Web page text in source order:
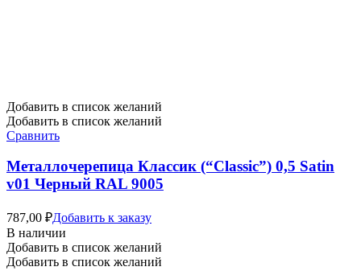
Добавить в список желаний
Добавить в список желаний
Сравнить
Металлочерепица Классик (“Classic”) 0,5 Satin
v01 Черный RAL 9005
787,00 ₽Добавить к заказу
В наличии
Добавить в список желаний
Добавить в список желаний